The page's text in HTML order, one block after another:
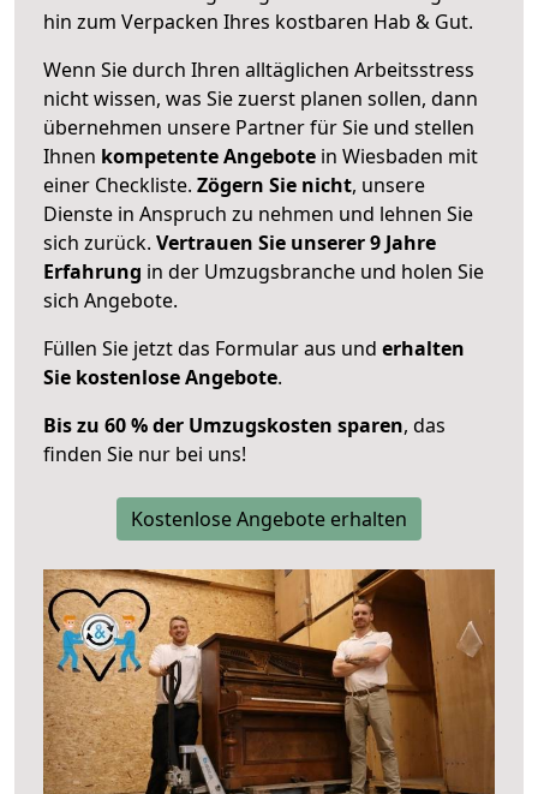
hin zum Verpacken Ihres kostbaren Hab & Gut.
Wenn Sie durch Ihren alltäglichen Arbeitsstress
nicht wissen, was Sie zuerst planen sollen, dann
übernehmen unsere Partner für Sie und stellen
Ihnen kompetente Angebote in Wiesbaden mit
einer Checkliste. Zögern Sie nicht, unsere
Dienste in Anspruch zu nehmen und lehnen Sie
sich zurück. Vertrauen Sie unserer 9 Jahre
Erfahrung in der Umzugsbranche und holen Sie
sich Angebote.
Füllen Sie jetzt das Formular aus und erhalten
Sie kostenlose Angebote.
Bis zu 60 % der Umzugskosten sparen, das
finden Sie nur bei uns!
Kostenlose Angebote erhalten